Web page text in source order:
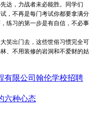
，力战者未必能胜。同学们
，不再是每门考试你都要拿满分
练习的第一步是有自信，不必事
出门去，这些世俗习惯完全可
、不用装修的岩洞和不爱财的姑
有限公司翰伦学校招聘
六种心态